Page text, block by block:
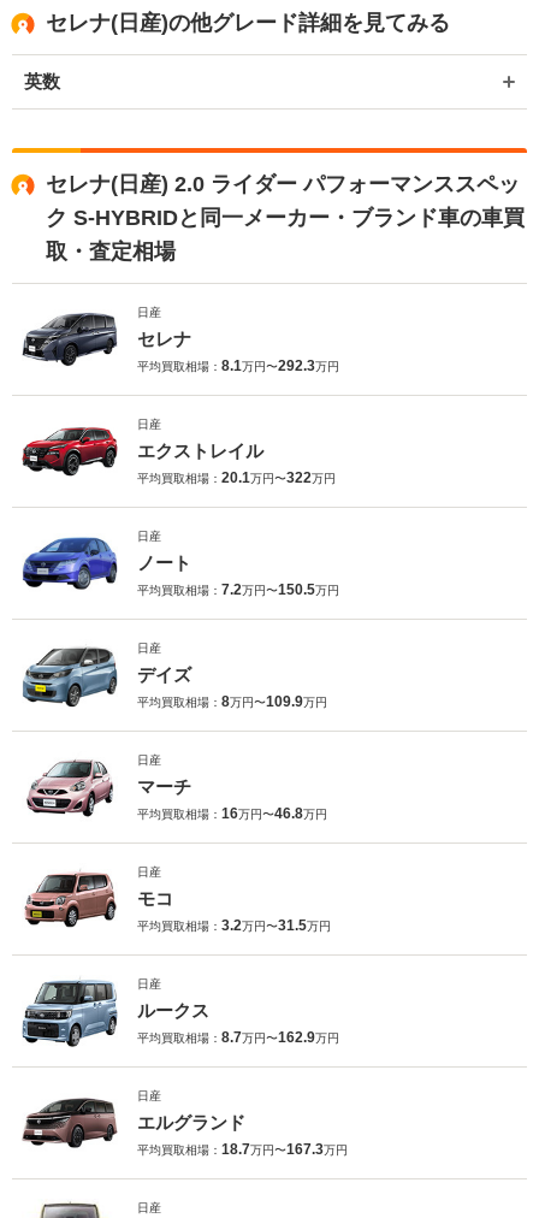
セレナ(日産)の他グレード詳細を見てみる
英数
セレナ(日産) 2.0 ライダー パフォーマンススペッ
ク S-HYBRIDと同一メーカー・ブランド車の車買
取・査定相場
日産
セレナ
平均買取相場： 8.1万円〜292.3万円
日産
エクストレイル
平均買取相場： 20.1万円〜322万円
日産
ノート
平均買取相場： 7.2万円〜150.5万円
日産
デイズ
平均買取相場： 8万円〜109.9万円
日産
マーチ
平均買取相場： 16万円〜46.8万円
日産
モコ
平均買取相場： 3.2万円〜31.5万円
日産
ルークス
平均買取相場： 8.7万円〜162.9万円
日産
エルグランド
平均買取相場： 18.7万円〜167.3万円
日産